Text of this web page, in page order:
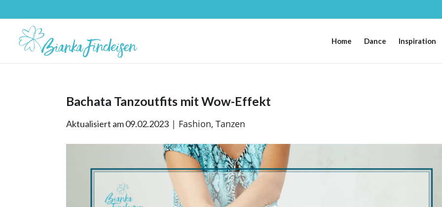
Home Dance Inspiration
Bachata Tanzoutfits mit Wow-Effekt
Aktualisiert am 09.02.2023 | Fashion,Tanzen